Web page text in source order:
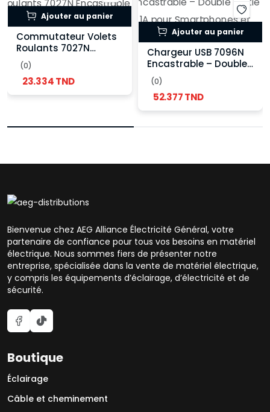
Ajouter au panier
Commutateur Volets
Roulants 7027N
Encastrable –
Commande à 3
Positions
(0)
23.334 TND
Ajouter au panier
Chargeur USB 7096N
Encastrable – Double
Sortie 2.1A pour
Smartphones et
Tablettes
(0)
52.377 TND
Bienvenue chez AEG Alliance Électricité Général, votre
partenaire de confiance pour tous vos besoins en matériel
électrique. Nous sommes fiers de présenter notre
entreprise, spécialisée dans la vente de matériel électrique,
y compris les équipements d’éclairage, d’électricité et de
sécurité.
Boutique
Éclairage
Câble et cheminement